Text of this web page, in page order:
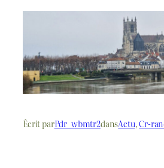
Écrit parPdr_wbmtr2dansActu, Cr-